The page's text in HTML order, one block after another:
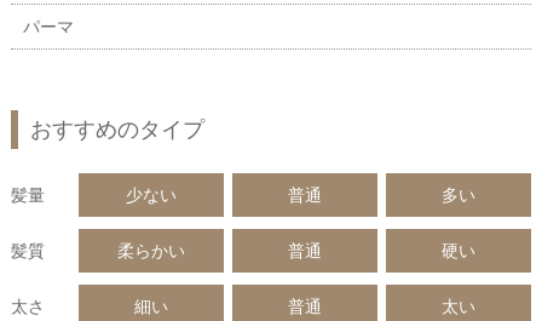
パーマ
おすすめのタイプ
髪量 少ない 普通 多い
髪質 柔らかい 普通 硬い
太さ 細い 普通 太い